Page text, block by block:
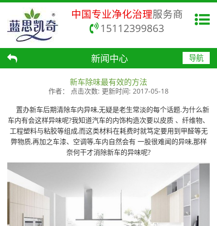
中国专业净化治理服务商
15112399863
新闻中心 导航
新车除味最有效的方法
作者： 点击次数: 更新时间: 2017-05-18
置办新车后期清除车内异味,无疑是老生常淡的每个话题.为什么新
车内有会这样异味呢?我知道汽车的内饰构造次要以皮质 、纤维物、
工程塑料与粘胶等组成,而这类材料在耗费时就笃定要用到甲醛等无
弊物质,再加之车漆、空调等,车内自然会有 一股很难闻的异味,那样
奈何干才消除新车的异味呢?